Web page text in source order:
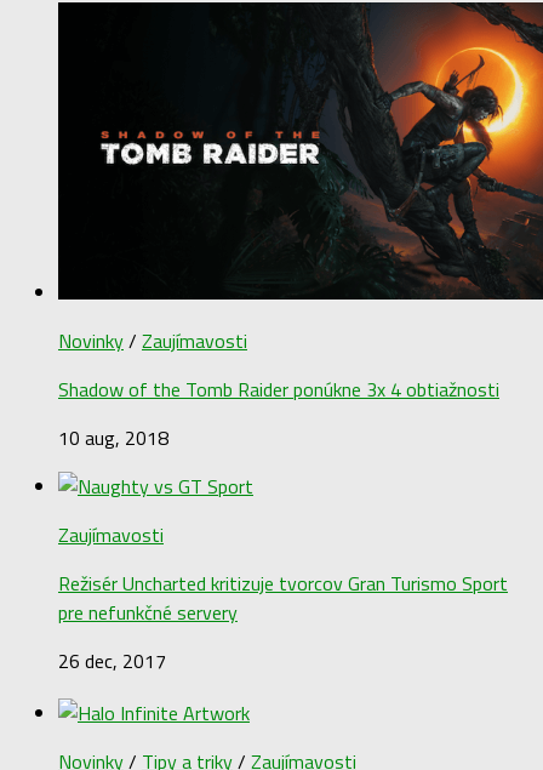
Novinky/ Zaujímavosti
Shadow of the Tomb Raider ponúkne 3x 4 obtiažnosti
10 aug, 2018
Zaujímavosti
Režisér Uncharted kritizuje tvorcov Gran Turismo Sport
pre nefunkčné servery
26 dec, 2017
Novinky/ Tipy a triky/ Zaujímavosti